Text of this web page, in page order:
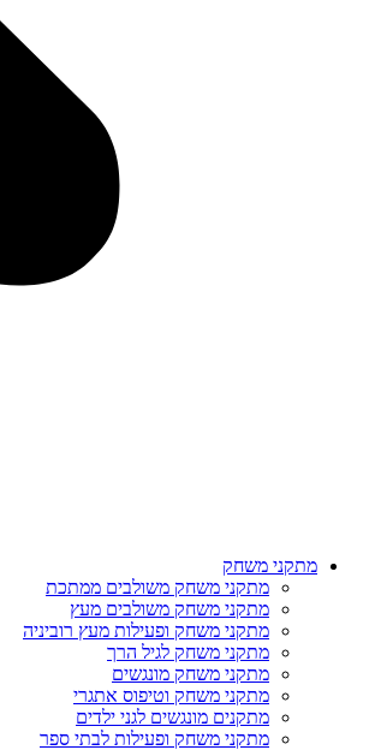
מתקני משחק
מתקני משחק משולבים ממתכת
מתקני משחק משולבים מעץ
מתקני משחק ופעילות מעץ רוביניה
מתקני משחק לגיל הרך
מתקני משחק מונגשים
מתקני משחק וטיפוס אתגרי
מתקנים מונגשים לגני ילדים
מתקני משחק ופעילות לבתי ספר